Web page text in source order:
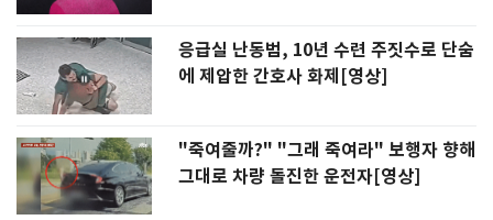
응급실 난동범, 10년 수련 주짓수로 단숨
에 제압한 간호사 화제[영상]
"죽여줄까?" "그래 죽여라" 보행자 향해
그대로 차량 돌진한 운전자[영상]